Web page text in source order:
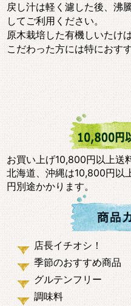
戻し汁は軽く濾した後、沸
してご利用ください。
原木栽培した有機しいたけ
こだわった方には特におす
お買い上げ10,800円以上送
北海道、沖縄は10,800円以
円別途かかります。
店長イチオシ！
季節のおすすめ商品
グルテンフリー
調味料